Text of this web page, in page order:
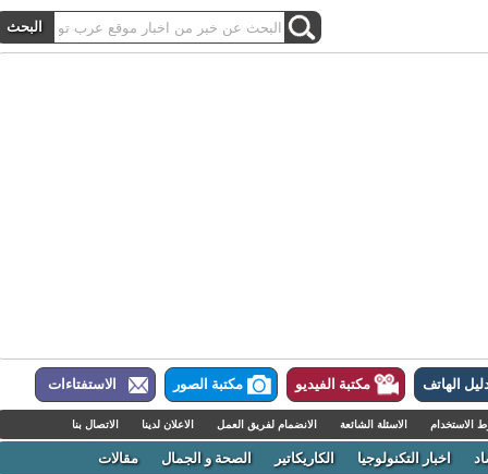
الهاتف مكتبة الفيديو مكتبة الصور الاستفتاءات
الاسئلة الشائعة الانضمام لفريق العمل الاعلان لدينا الاتصال بنا
اخبار التكنولوجيا الكاريكاتير الصحة و الجمال مقالات